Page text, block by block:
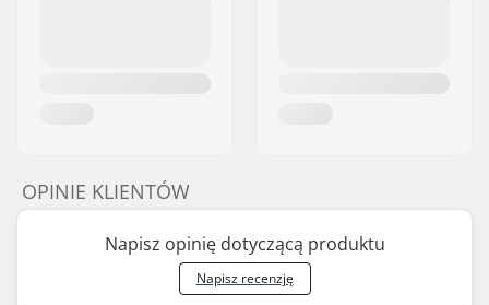
OPINIE KLIENTÓW
Napisz opinię dotyczącą produktu
Napisz recenzję